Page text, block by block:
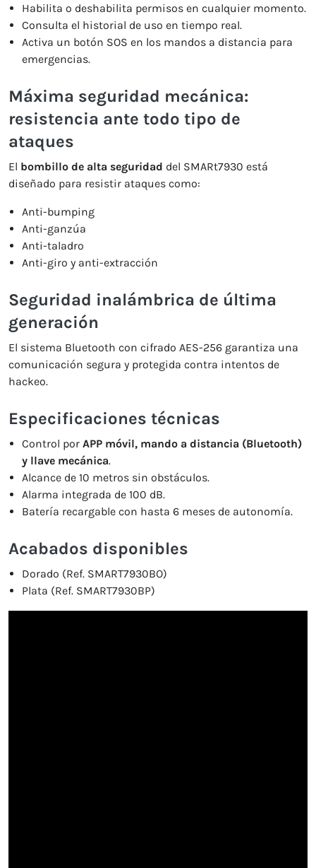
Habilita o deshabilita permisos en cualquier momento.
Consulta el historial de uso en tiempo real.
Activa un botón SOS en los mandos a distancia para
emergencias.
Máxima seguridad mecánica:
resistencia ante todo tipo de
ataques
El bombillo de alta seguridad del SMARt7930 está
diseñado para resistir ataques como:
Anti-bumping
Anti-ganzúa
Anti-taladro
Anti-giro y anti-extracción
Seguridad inalámbrica de última
generación
El sistema Bluetooth con cifrado AES-256 garantiza una
comunicación segura y protegida contra intentos de
hackeo.
Especificaciones técnicas
Control porAPP móvil, mando a distancia (Bluetooth)
y llave mecánica.
Alcance de 10 metros sin obstáculos.
Alarma integrada de 100 dB.
Batería recargable con hasta 6 meses de autonomía.
Acabados disponibles
Dorado (Ref. SMART7930BO)
Plata (Ref. SMART7930BP)